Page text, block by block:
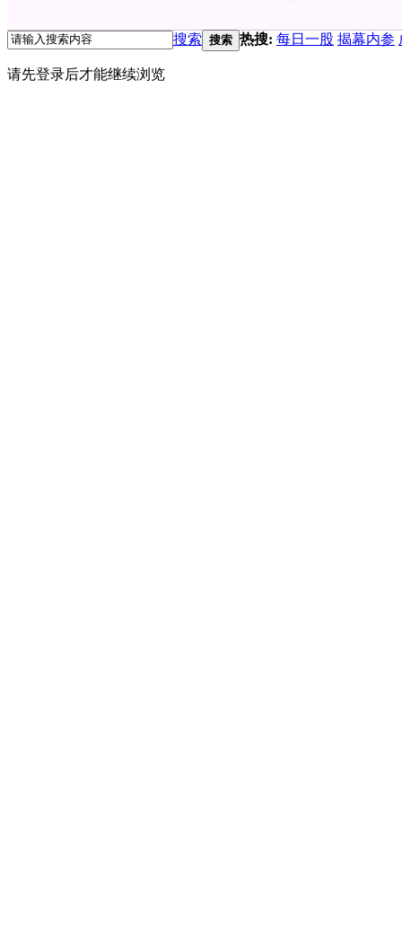
搜索 搜索 热搜: 每日一股 揭幕内参
请先登录后才能继续浏览